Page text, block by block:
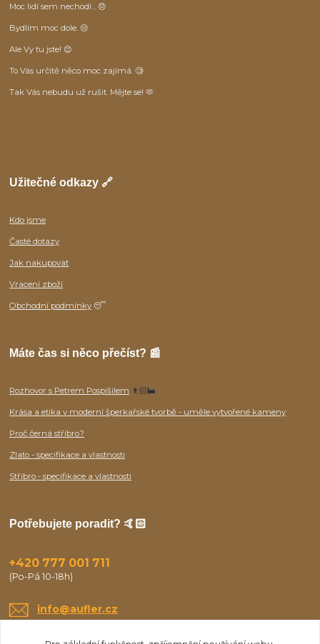
Moc lidí sem nechodí... 😞
Bydlím moc dole. 😒
Ale Vy tu jste! 😊
To Vás určitě něco moc zajímá. 🧐
Tak Vás nebudu už rušit. Mějte se! 🫶
Užitečné odkazy 🔗
Kdo jsme
Časté dotazy
Jak nakupovat
Vracení zboží
Obchodní podmínky 😴
Máte čas si něco přečíst? 📰
Rozhovor s Petrem Pospíšilem 👨🏻‍🏭
Krása a etika v moderní šperkařské tvorbě - uměle vytvořené kameny
Proč černá stříbro?
Zlato - specifikace a vlastnosti
Stříbro - specifikace a vlastnosti
Potřebujete poradit? 🤙🏻
+420 777 001 711
(Po-Pá 10-18h)
info@aufler.cz